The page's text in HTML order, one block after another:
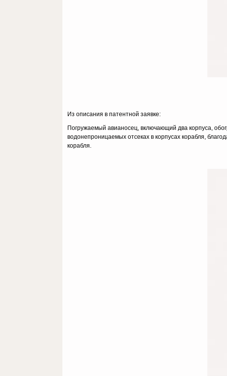
Из описания в патентной заявке:
Погружаемый авианосец, включающий два корпуса,
водонепроницаемых отсеках в корпусах корабля,
корабля.